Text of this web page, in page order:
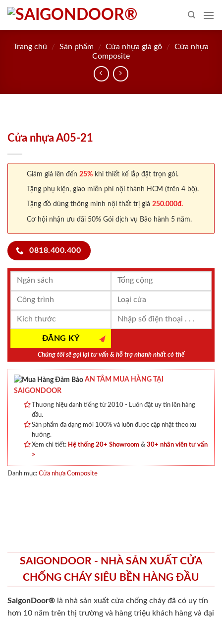
Skip
content
Trang chủ / Sản phẩm / Cửa nhựa giả gỗ /
Cửa nhựa
Composite
Cửa nhựa A05-21
Giảm giá lên đến 25% khi thiết kế lắp đặt trọn gói.
Tặng phụ kiện, giao miễn phí nội thành HCM (trên 4 bộ).
Tặng đồ dùng thông minh nội thất trị giá 250.000đ.
Cơ hội nhận ưu đãi 50% Gói dịch vụ Bảo hành 5 năm.
0818.400.400
Chúng tôi sẽ gọi lại tư vấn & hỗ trợ nhanh nhất có thể
AN TÂM MUA HÀNG TẠI
SAIGONDOOR
Thương hiệu danh tiếng từ 2010 - Luôn đặt uy tín lên hàng
đầu.
Sản phẩm đa dạng mới 100% và luôn được cập nhật theo xu
hướng.
Xem chi tiết: Hệ thống 20+ Showroom & 30+ nhân viên tư vấn
>
Danh mục: Cửa nhựa Composite
SAIGONDOOR - NHÀ SẢN XUẤT CỬA
CHỐNG CHÁY SIÊU BỀN HÀNG ĐẦU
SaigonDoor® là nhà sản xuất cửa chống cháy đã có uy tín
hơn 10 năm trên thị trường và hàng triệu khách hàng và đại